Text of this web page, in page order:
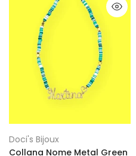
Doci's Bijoux
Collana Nome Metal Green